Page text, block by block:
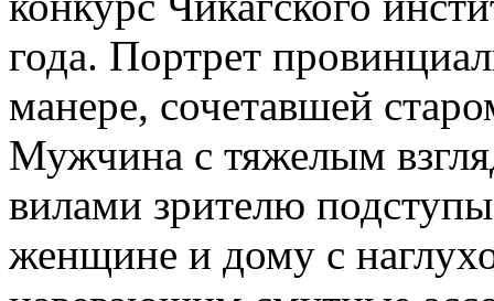
года. Портрет
манере, сочетавшей
Мужчина с тяжелым
вилами зрителю
женщине и дому с